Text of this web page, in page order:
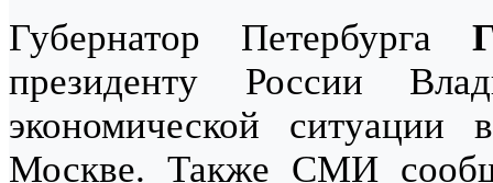
Губернатор Петербурга
президенту России
экономической
Москве. Также СМИ